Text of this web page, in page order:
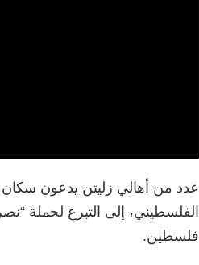
عدد من أهالي زليتن يدعون سكان
الفلسطيني، إلى التبرع لحملة
فلسطين.